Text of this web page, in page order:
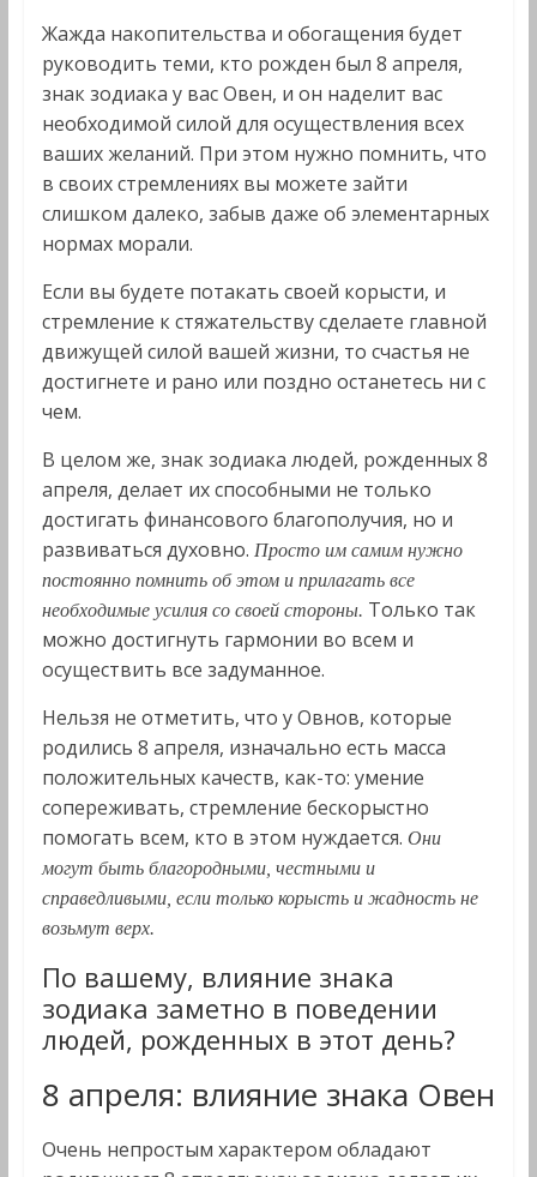
Жажда накопительства и обогащения будет
руководить теми, кто рожден был 8 апреля,
знак зодиака у вас Овен, и он наделит вас
необходимой силой для осуществления всех
ваших желаний. При этом нужно помнить, что
в своих стремлениях вы можете зайти
слишком далеко, забыв даже об элементарных
нормах морали.
Если вы будете потакать своей корысти, и
стремление к стяжательству сделаете главной
движущей силой вашей жизни, то счастья не
достигнете и рано или поздно останетесь ни с
чем.
В целом же, знак зодиака людей, рожденных 8
апреля, делает их способными не только
достигать финансового благополучия, но и
развиваться духовно. Просто им самим нужно
постоянно помнить об этом и прилагать все
необходимые усилия со своей стороны. Только так
можно достигнуть гармонии во всем и
осуществить все задуманное.
Нельзя не отметить, что у Овнов, которые
родились 8 апреля, изначально есть масса
положительных качеств, как-то: умение
сопереживать, стремление бескорыстно
помогать всем, кто в этом нуждается. Они
могут быть благородными, честными и
справедливыми, если только корысть и жадность не
возьмут верх.
По вашему, влияние знака
зодиака заметно в поведении
людей, рожденных в этот день?
8 апреля: влияние знака Овен
Очень непростым характером обладают